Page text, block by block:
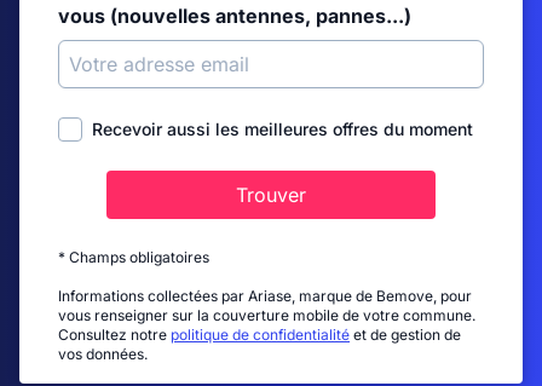
vous (nouvelles antennes, pannes...)
Recevoir aussi les meilleures offres du moment
Trouver
* Champs obligatoires
Informations collectées par Ariase, marque de Bemove, pour
vous renseigner sur la couverture mobile de votre commune.
Consultez notre politique de confidentialité et de gestion de
vos données.